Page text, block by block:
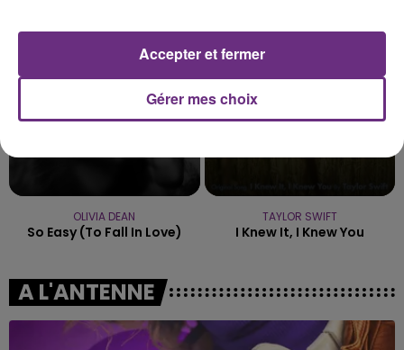
15h26
15h26
OLIVIA DEAN
So Easy (to Fall In Love)
15h23
15h23
TAYLOR SWIFT
I Knew It, I Knew You
A L'ANTENNE
Gérer mes choix
Accepter et fermer